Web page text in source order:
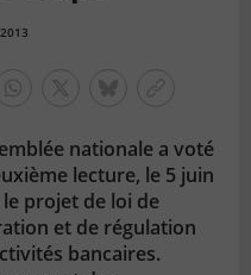
lien
nationale a voté
lecture, le 5 juin
le projet de loi de
et de régulation
bancaires.